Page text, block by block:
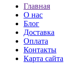
Главная
О нас
Блог
Доставка
Оплата
Контакты
Карта сайта